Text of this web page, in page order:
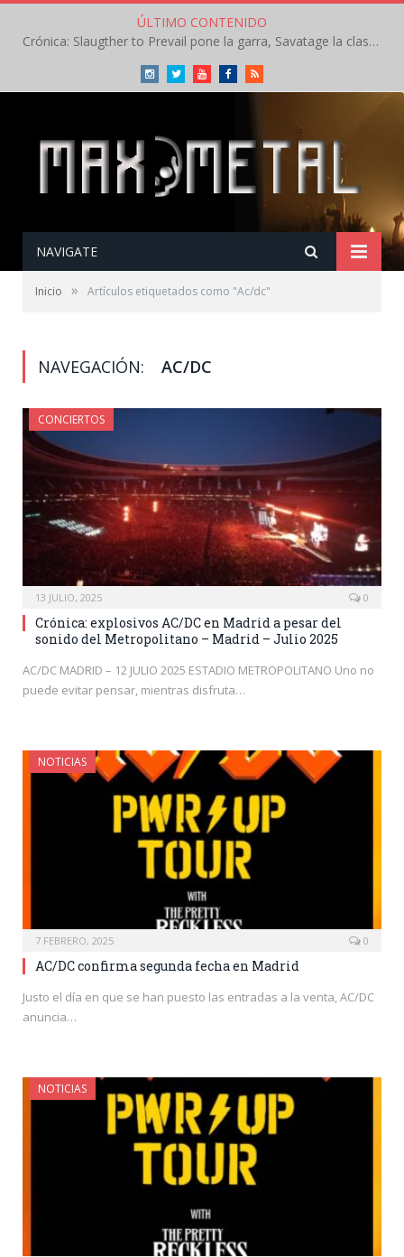
ÚLTIMO CONTENIDO
Crónica: Slaugther to Prevail pone la garra, Savatage la clase en la apertura del Leyendas del Rock – Miércoles – Agosto 2026
InstagramTwitterYoutubeFacebookRSS
NAVIGATE
Inicio » Artículos etiquetados como "Ac/dc"
NAVEGACIÓN: AC/DC
CONCIERTOS
13 JULIO, 2025 0
Crónica: explosivos AC/DC en Madrid a pesar del
sonido del Metropolitano – Madrid – Julio 2025
AC/DC MADRID – 12 JULIO 2025 ESTADIO METROPOLITANO Uno no
puede evitar pensar, mientras disfruta…
NOTICIAS
7 FEBRERO, 2025 0
AC/DC confirma segunda fecha en Madrid
Justo el día en que se han puesto las entradas a la venta, AC/DC
anuncia…
NOTICIAS